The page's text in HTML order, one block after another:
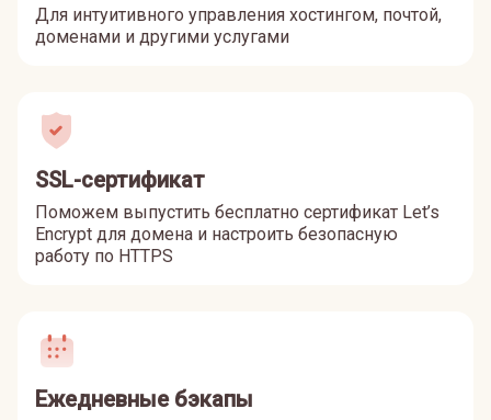
Для интуитивного управления хостингом, почтой,
доменами и другими услугами
SSL-сертификат
Поможем выпустить бесплатно сертификат Let’s
Encrypt для домена и настроить безопасную
работу по HTTPS
Ежедневные бэкапы